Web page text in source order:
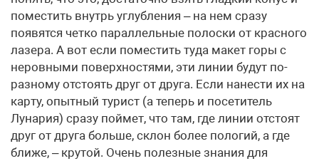
поместить внутрь углубления – на нем сразу
появятся четко параллельные полоски от красного
лазера. А вот если поместить туда макет горы с
неровными поверхностями, эти линии будут по-
разному отстоять друг от друга. Если нанести их на
карту, опытный турист (а теперь и посетитель
Лунария) сразу поймет, что там, где линии отстоят
друг от друга больше, склон более пологий, а где
ближе, – крутой. Очень полезные знания для